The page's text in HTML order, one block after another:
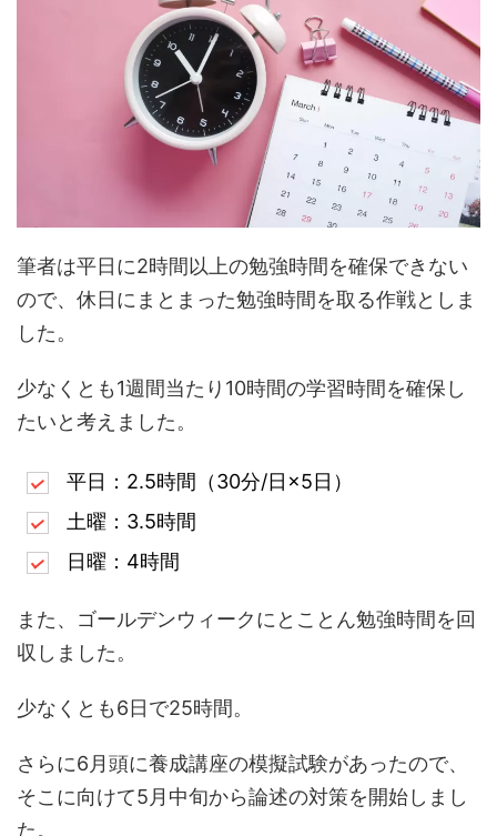
筆者は平日に2時間以上の勉強時間を確保できない
ので、休日にまとまった勉強時間を取る作戦としま
した。
少なくとも1週間当たり10時間の学習時間を確保し
たいと考えました。
平日：2.5時間（30分/日×5日）
土曜：3.5時間
日曜：4時間
また、ゴールデンウィークにとことん勉強時間を回
収しました。
少なくとも6日で25時間。
さらに6月頭に養成講座の模擬試験があったので、
そこに向けて5月中旬から論述の対策を開始しまし
た。